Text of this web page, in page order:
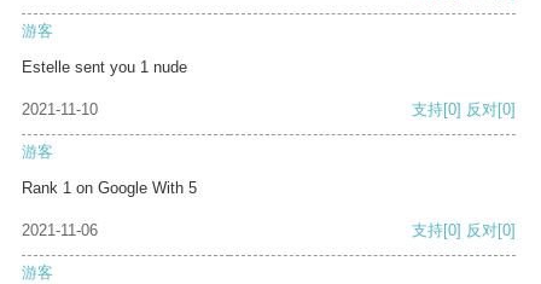
游客
Estelle sent you 1 nude
2021-11-10 支持[0] 反对[0]
游客
Rank 1 on Google With 5
2021-11-06 支持[0] 反对[0]
游客